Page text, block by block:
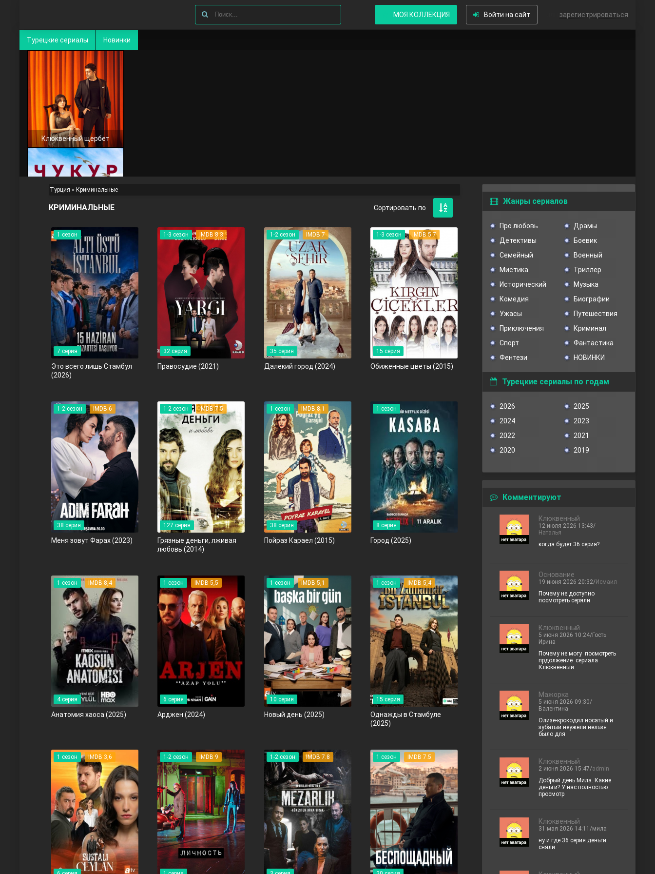
МОЯ КОЛЛЕКЦИЯ Войти на сайт зарегистрироваться
Турецкие сериалы Новинки
Клюквенный щербет
Чукур
Основание: Осман
Правосyдие
Любовь напрокат
Воскресший Эртугрул
Ветреный холм
Турция » Криминальные
КРИМИНАЛЬНЫЕ
1 сезон
7 серия
Это всего лишь Стамбул
(2026)
1-3 сезон IMDB 8.3
32 серия
Правосyдие(2021)
1-2 сезон IMDB 7
35 серия
Далекий город (2024)
1-3 сезон IMDB 5.7
15 серия
Обиженные цветы(2015)
1-2 сезон IMDB 6
38 серия
Меня зовут Фарах(2023)
1-2 сезон IMDB 7.5
127 серия
Грязные деньги, лживая
любовь(2014)
1 сезон IMDB 8.1
38 серия
Пойраз Караел (2015)
1 сезон
8 серия
Город(2025)
1 сезон IMDB 8,4
4 серия
Анатомия хаоса (2025)
1 сезон IMDB 5,5
6 серия
Арджен(2024)
1 сезон IMDB 5,1
10 серия
Новый день (2025)
1 сезон IMDB 5,4
15 серия
Однажды в Стамбуле
(2025)
1 сезон IMDB 3,6 1-2 сезон IMDB 9 1-2 сезон IMDB 7.8 1 сезон IMDB 7.5
Жанры сериалов
Про любовь
Драмы
Детективы
Боевик
Семейный
Военный
Мистика
Триллер
Исторический
Музыка
Комедия
Биографии
Ужасы
Путешествия
Приключения
Криминал
Спорт
Фантастика
Фентези
НОВИНКИ
Турецкие сериалы по годам
2026
2025
2024
2023
2022
2021
2020
2019
Комментируют
Клюквенный
12 июля 2026 13:43/
Наталья
когда будет 36 серия?
Основание
19 июня 2026 20:32/Исмаил
Почему не доступно
посмотреть серяли
Клюквенный
5 июня 2026 10:24/Гость
Ирина
Почему не могу посмотреть
прдолжение сериала
Клюквенный
Мажорка
5 июня 2026 09:30/
Валентина
Олизе-крокодил носатый и
зубатый неужели нельзя
было для
Клюквенный
2 июня 2026 15:47/admin
Добрый день Мила. Какие
деньги? У нас полностью
просмотр
Клюквенный
31 мая 2026 14:11/мила
ну и где 36 серия деньги
сняли